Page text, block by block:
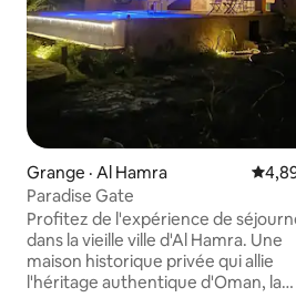
Grange · Al Hamra Note
Paradise Gate
Profitez de l'expérience de
dans la vieille ville d'Al Hamra. Une
maison historique privée qui allie
l'héritage authentique d'Oman, la